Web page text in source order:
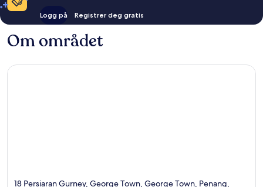
Logg på Registrer deg gratis
Om området
18 Persiaran Gurney, George Town, George Town, Penang,